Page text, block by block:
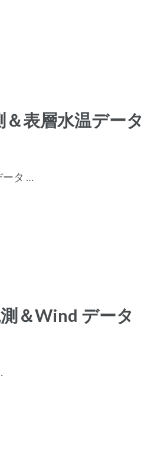
表層水温データ
タ …
＆Wind データ